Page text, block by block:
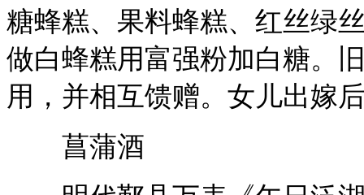
糖蜂糕、果料蜂糕、红丝绿
做白蜂糕用富强粉加白糖。
用，并相互馈赠。女儿出嫁
菖蒲酒